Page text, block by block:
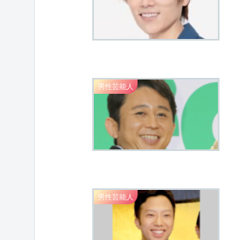
男性芸能人
男性芸能人